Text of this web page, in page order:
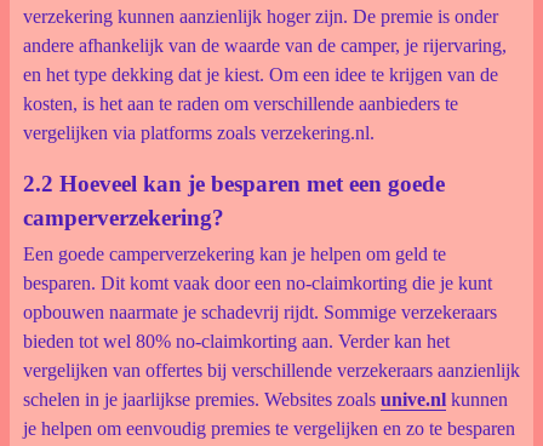
verzekering kunnen aanzienlijk hoger zijn. De premie is onder
andere afhankelijk van de waarde van de camper, je rijervaring,
en het type dekking dat je kiest. Om een idee te krijgen van de
kosten, is het aan te raden om verschillende aanbieders te
vergelijken via platforms zoals verzekering.nl.
2.2 Hoeveel kan je besparen met een goede
camperverzekering?
Een goede camperverzekering kan je helpen om geld te
besparen. Dit komt vaak door een no-claimkorting die je kunt
opbouwen naarmate je schadevrij rijdt. Sommige verzekeraars
bieden tot wel 80% no-claimkorting aan. Verder kan het
vergelijken van offertes bij verschillende verzekeraars aanzienlijk
schelen in je jaarlijkse premies. Websites zoals unive.nlkunnen
je helpen om eenvoudig premies te vergelijken en zo te besparen